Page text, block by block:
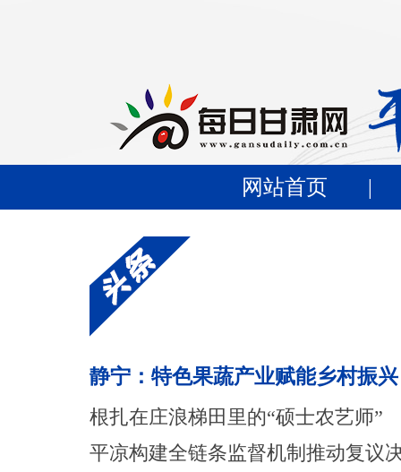
网站首页 |
静宁：特色果蔬产业赋能乡村振兴
根扎在庄浪梯田里的“硕士农艺师”
平凉构建全链条监督机制推动复议